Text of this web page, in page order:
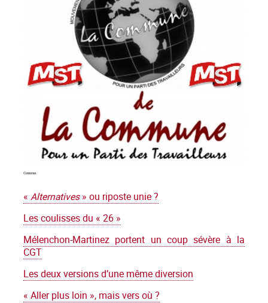
Contenu
« Alternatives» ou riposte unie ?
Les coulisses du « 26 »
Mélenchon-Martinez portent un coup sévère à la
CGT
Les deux versions d’une même diversion
« Aller plus loin », mais vers où ?